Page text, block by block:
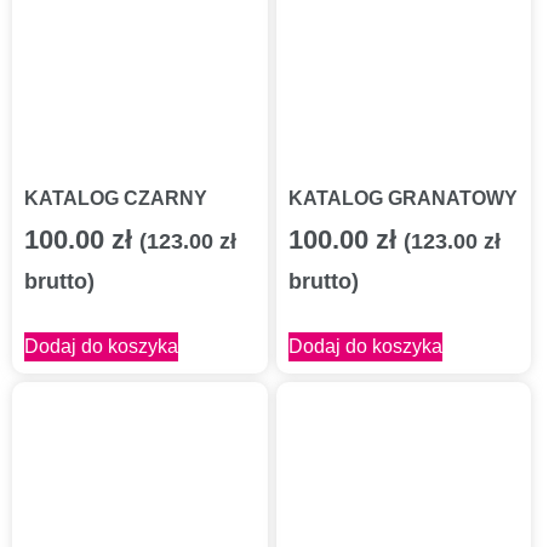
KATALOG CZARNY
100.00 zł (123.00 zł
brutto)
Dodaj do koszyka
KATALOG GRANATOWY
100.00 zł (123.00 zł
brutto)
Dodaj do koszyka